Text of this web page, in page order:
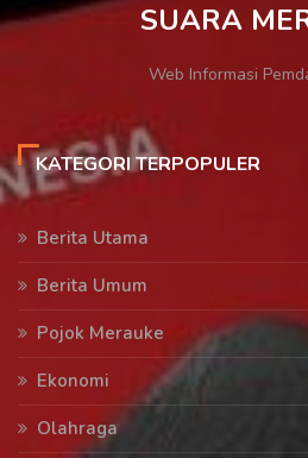
SUARA
Web Informasi
KATEGORI TERPOPULER
Berita Utama
Berita Umum
Pojok Merauke
Ekonomi
Olahraga